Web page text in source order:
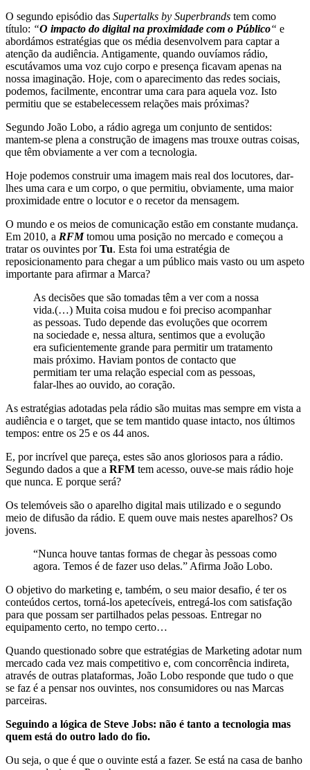
O segundo episódio das Supertalks by Superbrands tem como
título: “O impacto do digital na proximidade com o Público“ e
abordámos estratégias que os média desenvolvem para captar a
atenção da audiência. Antigamente, quando ouvíamos rádio,
escutávamos uma voz cujo corpo e presença ficavam apenas na
nossa imaginação. Hoje, com o aparecimento das redes sociais,
podemos, facilmente, encontrar uma cara para aquela voz. Isto
permitiu que se estabelecessem relações mais próximas?
Segundo João Lobo, a rádio agrega um conjunto de sentidos:
mantem-se plena a construção de imagens mas trouxe outras coisas,
que têm obviamente a ver com a tecnologia.
Hoje podemos construir uma imagem mais real dos locutores, dar-
lhes uma cara e um corpo, o que permitiu, obviamente, uma maior
proximidade entre o locutor e o recetor da mensagem.
O mundo e os meios de comunicação estão em constante mudança.
Em 2010, a RFMtomou uma posição no mercado e começou a
tratar os ouvintes porTu. Esta foi uma estratégia de
reposicionamento para chegar a um público mais vasto ou um aspeto
importante para afirmar a Marca?
As decisões que são tomadas têm a ver com a nossa
vida.(…) Muita coisa mudou e foi preciso acompanhar
as pessoas. Tudo depende das evoluções que ocorrem
na sociedade e, nessa altura, sentimos que a evolução
era suficientemente grande para permitir um tratamento
mais próximo. Haviam pontos de contacto que
permitiam ter uma relação especial com as pessoas,
falar-lhes ao ouvido, ao coração.
As estratégias adotadas pela rádio são muitas mas sempre em vista a
audiência e o target, que se tem mantido quase intacto, nos últimos
tempos: entre os 25 e os 44 anos.
E, por incrível que pareça, estes são anos gloriosos para a rádio.
Segundo dados a que a RFM tem acesso, ouve-se mais rádio hoje
que nunca. E porque será?
Os telemóveis são o aparelho digital mais utilizado e o segundo
meio de difusão da rádio. E quem ouve mais nestes aparelhos? Os
jovens.
“Nunca houve tantas formas de chegar às pessoas como
agora. Temos é de fazer uso delas.” Afirma João Lobo.
O objetivo do marketing e, também, o seu maior desafio, é ter os
conteúdos certos, torná-los apetecíveis, entregá-los com satisfação
para que possam ser partilhados pelas pessoas. Entregar no
equipamento certo, no tempo certo…
Quando questionado sobre que estratégias de Marketing adotar num
mercado cada vez mais competitivo e, com concorrência indireta,
através de outras plataformas, João Lobo responde que tudo o que
se faz é a pensar nos ouvintes, nos consumidores ou nas Marcas
parceiras.
Seguindo a lógica de Steve Jobs: não é tanto a tecnologia mas
quem está do outro lado do fio.
Ou seja, o que é que o ouvinte está a fazer. Se está na casa de banho